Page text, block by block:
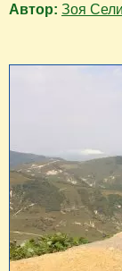
Автор: Зоя